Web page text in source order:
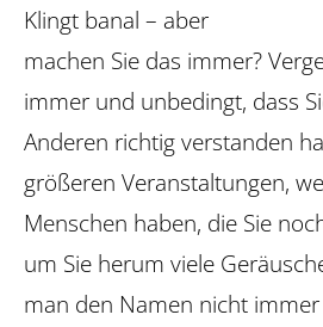
Klingt banal – aber
machen Sie das immer?
immer und unbedingt, dass
Anderen richtig verstanden
größeren Veranstaltungen,
Menschen haben, die Sie
um Sie herum viele
man den Namen nicht